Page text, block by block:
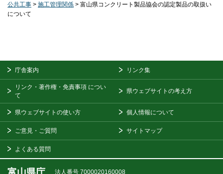
公共工事 > 施工管理関係 > 富山県コンクリート製品協会の認定製品の取扱い
について
庁舎案内 リンク集
リンク・著作権・免責事項 につい
て
県ウェブサイトの考え方
県ウェブサイトの使い方 個人情報について
ご意見・ご質問 サイトマップ
よくある質問
法人番号 7000020160008